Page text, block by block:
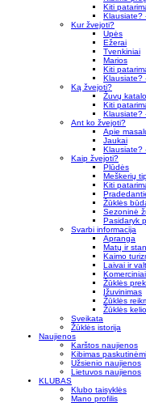
Kiti
Klausiate?
Kur žvejoti?
Upės
Ežerai
Tvenkiniai
Marios
Kiti
Klausiate?
Ką žvejoti?
Žuvų
Kiti
Klausiate?
Ant ko žvejoti?
Apie
Jaukai
Klausiate?
Kaip žvejoti?
Plūdės
Meškerių
Kiti
Žūklės
Sezoninė
Pasidaryk
Svarbi informacija
Apranga
Matų ir
Kaimo
Laivai ir
Žūklės
Įžuvinimas
Žūklės
Žūklės
Sveikata
Žūklės istorija
Naujienos
Karštos naujienos
Kibimas
Užsienio naujienos
Lietuvos naujienos
KLUBAS
Klubo taisyklės
Mano profilis